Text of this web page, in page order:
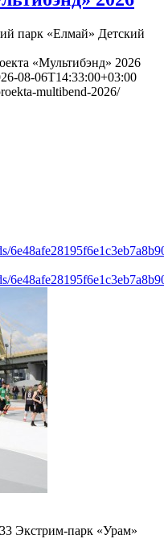
парк «Елмай» Детский
«Мультибэнд» 2026
08-06T14:33:00+03:00
multibend-2026/
Экстрим-парк «Урам»